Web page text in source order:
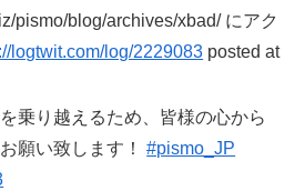
pismo/blog/archives/xbad/ にアク
logtwit.com/log/2229083 posted at
乗り越えるため、皆様の心から
願い致します！#pismo_JP